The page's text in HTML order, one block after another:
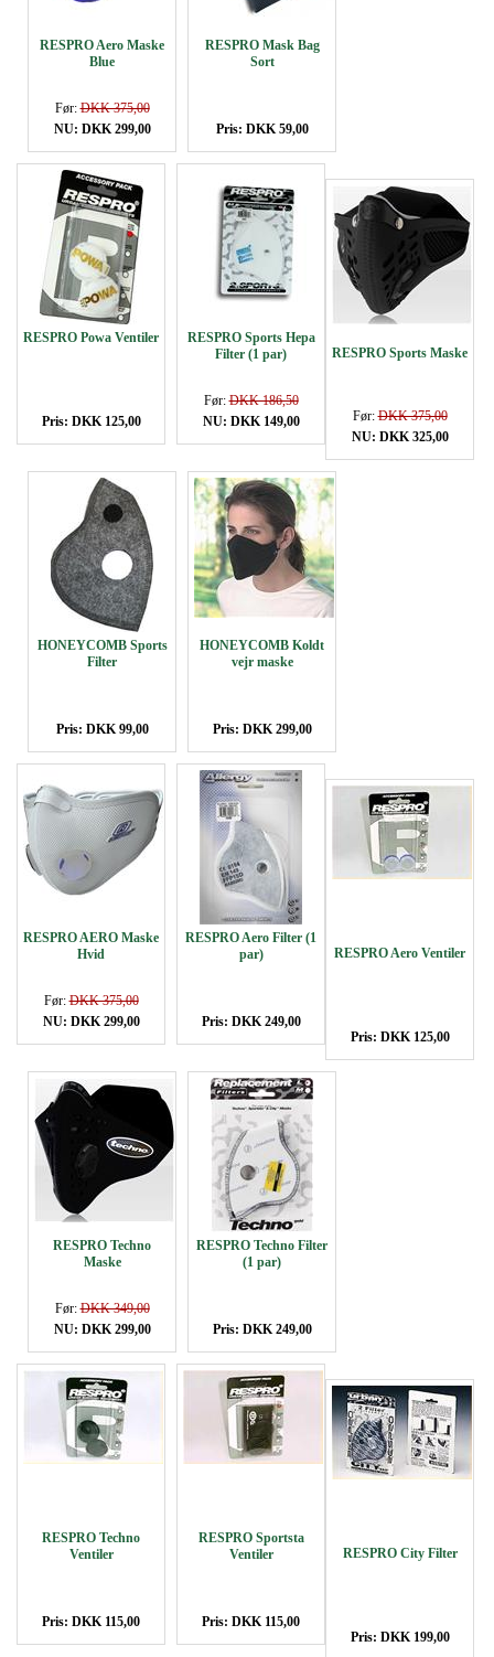
RESPRO Aero Maske
Blue
Før:DKK 375,00
NU: DKK 299,00
RESPRO Mask Bag
Sort
Pris: DKK 59,00
RESPRO Powa Ventiler
Pris: DKK 125,00
RESPRO Sports Hepa
Filter (1 par)
Før:DKK 186,50
NU: DKK 149,00
RESPRO Sports Maske
Før:DKK 375,00
NU: DKK 325,00
HONEYCOMB Sports
Filter
Pris: DKK 99,00
HONEYCOMB Koldt
vejr maske
Pris: DKK 299,00
RESPRO AERO Maske
Hvid
Før:DKK 375,00
NU: DKK 299,00
RESPRO Aero Filter (1
par)
Pris: DKK 249,00
RESPRO Aero Ventiler
Pris: DKK 125,00
RESPRO Techno
Maske
Før:DKK 349,00
NU: DKK 299,00
RESPRO Techno Filter
(1 par)
Pris: DKK 249,00
RESPRO Techno
Ventiler
Pris: DKK 115,00
RESPRO Sportsta
Ventiler
Pris: DKK 115,00
RESPRO City Filter
Pris: DKK 199,00